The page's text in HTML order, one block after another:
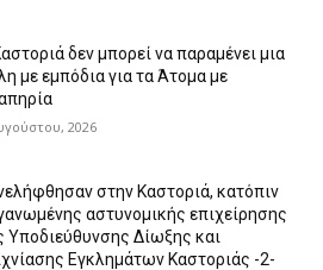
δεν μπορεί να παραμένει μια
με εμπόδια για τα Άτομα με
2026
στην Καστοριά, κατόπιν
αστυνομικής επιχείρησης
Υποδιεύθυνσης Δίωξης και
Εγκλημάτων Καστοριάς -2-